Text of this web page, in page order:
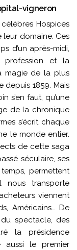
vigneron
Hospices
domaine. Ces
d’un après-midi,
profession et la
magie de la plus
1859. Mais
s’en faut, qu’une
de la chronique
s’écrit chaque
le monde entier.
de cette saga
séculaire, ses
permettent
nous transporte
viennent
Américains… De
spectacle, des
la présidence
aussi le premier